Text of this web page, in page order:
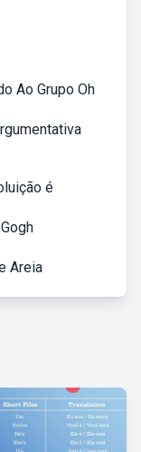
Ao Grupo Oh
é
Areia